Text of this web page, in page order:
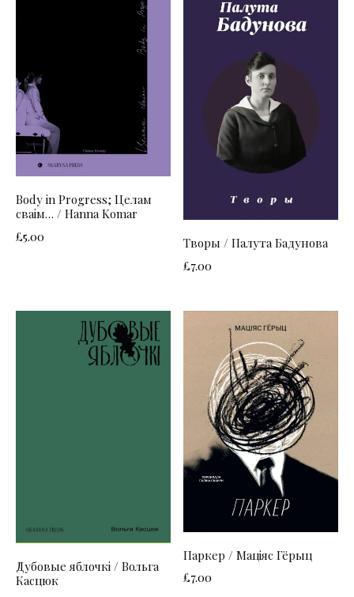
Body in Progress; Целам
сваім… / Hanna Komar
£5.00
Творы / Палута Бадунова
£7.00
Дубовые яблочкі / Вольга
Касцюк
Паркер / Маціяс Гёрыц
£7.00